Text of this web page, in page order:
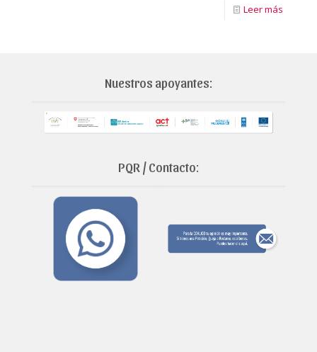
Leer más
Nuestros apoyantes:
PQR / Contacto: